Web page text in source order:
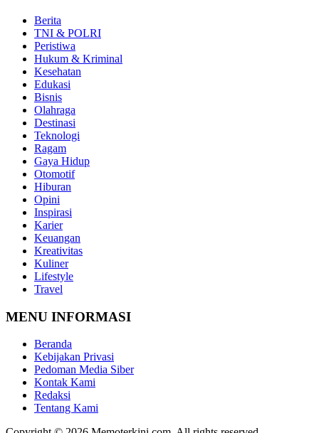
Berita
TNI & POLRI
Peristiwa
Hukum & Kriminal
Kesehatan
Edukasi
Bisnis
Olahraga
Destinasi
Teknologi
Ragam
Gaya Hidup
Otomotif
Hiburan
Opini
Inspirasi
Karier
Keuangan
Kreativitas
Kuliner
Lifestyle
Travel
MENU INFORMASI
Beranda
Kebijakan Privasi
Pedoman Media Siber
Kontak Kami
Redaksi
Tentang Kami